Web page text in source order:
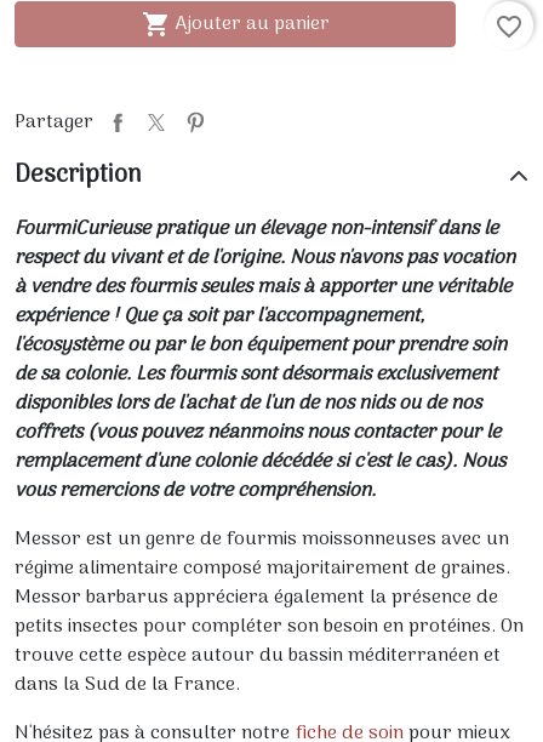
 Ajouter au panier favorite_border
Partager
Description
FourmiCurieuse pratique un élevage non-intensif dans le
respect du vivant et de l'origine. Nous n'avons pas vocation
à vendre des fourmis seules mais à apporter une véritable
expérience ! Que ça soit par l'accompagnement,
l'écosystème ou par le bon équipement pour prendre soin
de sa colonie. Les fourmis sont désormais exclusivement
disponibles lors de l'achat de l'un de nos nids ou de nos
coffrets (vous pouvez néanmoins nous contacter pour le
remplacement d'une colonie décédée si c'est le cas). Nous
vous remercions de votre compréhension.
Messor est un genre de fourmis moissonneuses avec un
régime alimentaire composé majoritairement de graines.
Messor barbarus appréciera également la présence de
petits insectes pour compléter son besoin en protéines. On
trouve cette espèce autour du bassin méditerranéen et
dans la Sud de la France.
N'hésitez pas à consulter notrefiche de soinpour mieux